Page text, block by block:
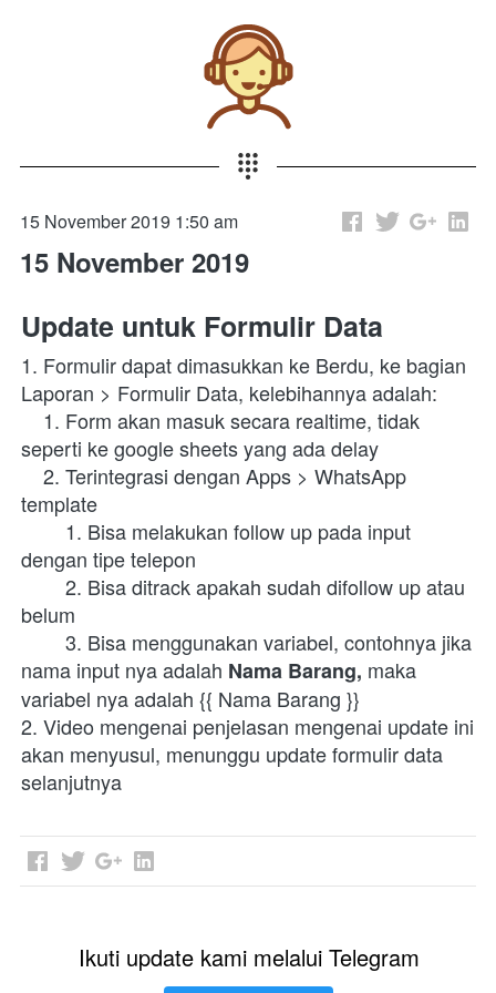
15 November 2019 1:50 am
15 November 2019
Update untuk Formulir Data
1. Formulir dapat dimasukkan ke Berdu, ke bagian
Laporan > Formulir Data, kelebihannya adalah:
seperti ke google sheets yang ada delay
template
dengan tipe telepon
belum
nama input nya adalah Nama Barang, maka
variabel nya adalah {{ Nama Barang }}
2. Video mengenai penjelasan mengenai update ini
akan menyusul, menunggu update formulir data
selanjutnya
Ikuti update kami melalui Telegram